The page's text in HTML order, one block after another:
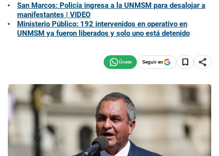
San Marcos: Policía ingresa a la UNMSM para desalojar a
manifestantes | VIDEO
Ministerio Público: 192 intervenidos en operativo en
UNMSM ya fueron liberados y solo uno está detenido
Seguir en